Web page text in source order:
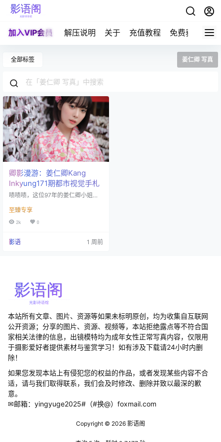
加入VIP会员 解压说明 关于 充值教程 免费获取积分
全部标签 姜仁卿 写真
卿影漫游：姜仁卿Kang
Inkyung171期都市视觉手札
啧啧啧，这位97年的姜仁卿小姐姐
万，但只发了82条帖子——这是什
么神仙发帖性价比？看来是深谙"少
88魔鬼身材。这反差萌也太犯规了
至臻专享
2k 0
影语 1 周前
本站所有文章、图片、资源等如果未标明原创，均为收集自互联网
公开资源；分享的图片、资源、视频等，本站拒绝露点等不符合国
家相关法律的信息，出镜模特均为成年女性正常写真内容，仅限用
于摄影爱好者提供素材与鉴赏学习！如有涉及下载请24小时内删
除！
如果您发现本站上有侵犯您的权益的作品，或者发现某些内容不合
适，请与我们取得联系，我们会及时修改、删除并致以最深的歉
意。
✉邮箱：yingyuge2025#（#换@）foxmail.com
Copyright © 2026 影语阁